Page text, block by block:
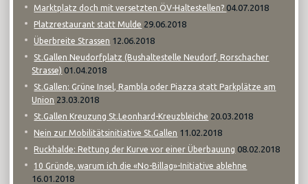
Marktplatz doch mit versetzten ÖV-Haltestellen?04.07.2018
Platzrestaurant statt Mulde 29.06.2018
Überbreite Strassen 12.06.2018
St.Gallen Neudorfplatz (Bushaltestelle Neudorf, Rorschacher
Strasse) 01.04.2018
St.Gallen: Grüne Insel, Rambla oder Piazza statt Parkplätze am
Union 23.03.2018
St.Gallen Kreuzung St.Leonhard-Kreuzbleiche 20.03.2018
Nein zur Mobilitätsinitiative St.Gallen 11.02.2018
Ruckhalde: Rettung der Kurve vor einer Überbauung 08.02.2018
10 Gründe, warum ich die «No-Billag»-Initiative ablehne
16.01.2018